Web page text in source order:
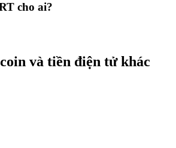
cho ai?
và tiền điện tử khác